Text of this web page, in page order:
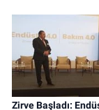
Zirve Başladı: